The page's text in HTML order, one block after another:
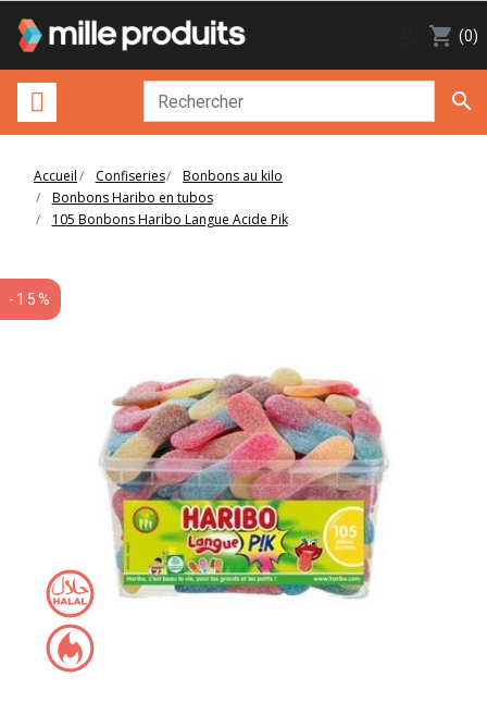
shopping_cart (0)

Accueil Confiseries
Bonbons au kilo
Bonbons Haribo en tubos
105 Bonbons Haribo Langue Acide Pik
-15%